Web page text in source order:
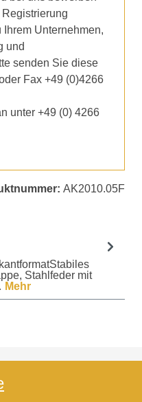
Unternehmen,
und
senden Sie diese
Fax +49 (0)4266
unter +49 (0) 4266
AK2010.05F
Stahlfeder mit
Mehr